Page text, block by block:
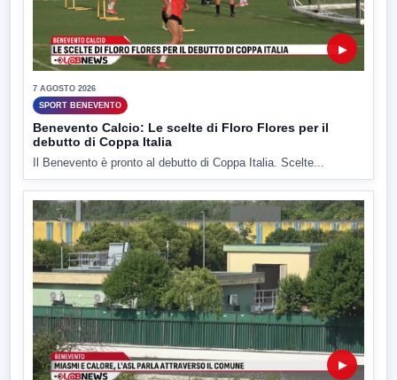
▶
7 AGOSTO 2026
SPORT BENEVENTO
Benevento Calcio: Le scelte di Floro Flores per il
debutto di Coppa Italia
Il Benevento è pronto al debutto di Coppa Italia. Scelte...
▶